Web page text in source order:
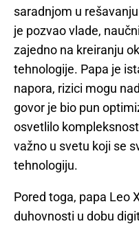
saradnjom u
je pozvao vlade,
zajedno na kreiranju
tehnologije. Papa je
napora, rizici mogu
govor je bio pun
osvetlilo
važno u svetu koji se
tehnologiju.
Pored toga, papa Leo
duhovnosti u dobu